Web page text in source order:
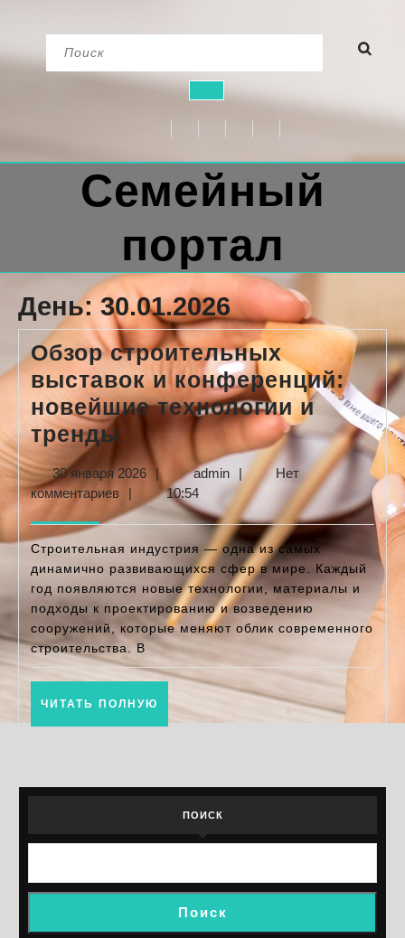
Перейти
к
содержимому
Кнопка
Открыть
Семейный
портал
День: 30.01.2026
Обзор строительных
выставок и конференций:
новейшие технологии и
тренды Обзор
строительных
выставок
и
конференций:
новейшие
технологии
и
тренды
30 января 202630
января
2026
| adminadmin
|
Нет
комментариев
| 10:54
Строительная индустрия — одна из самых
динамично развивающихся сфер в мире. Каждый
год появляются новые технологии, материалы и
подходы к проектированию и возведению
сооружений, которые меняют облик современного
строительства. В
ЧИТАТЬ ПОЛНУЮ ЧИТАТЬ
ПОИСК
Поиск